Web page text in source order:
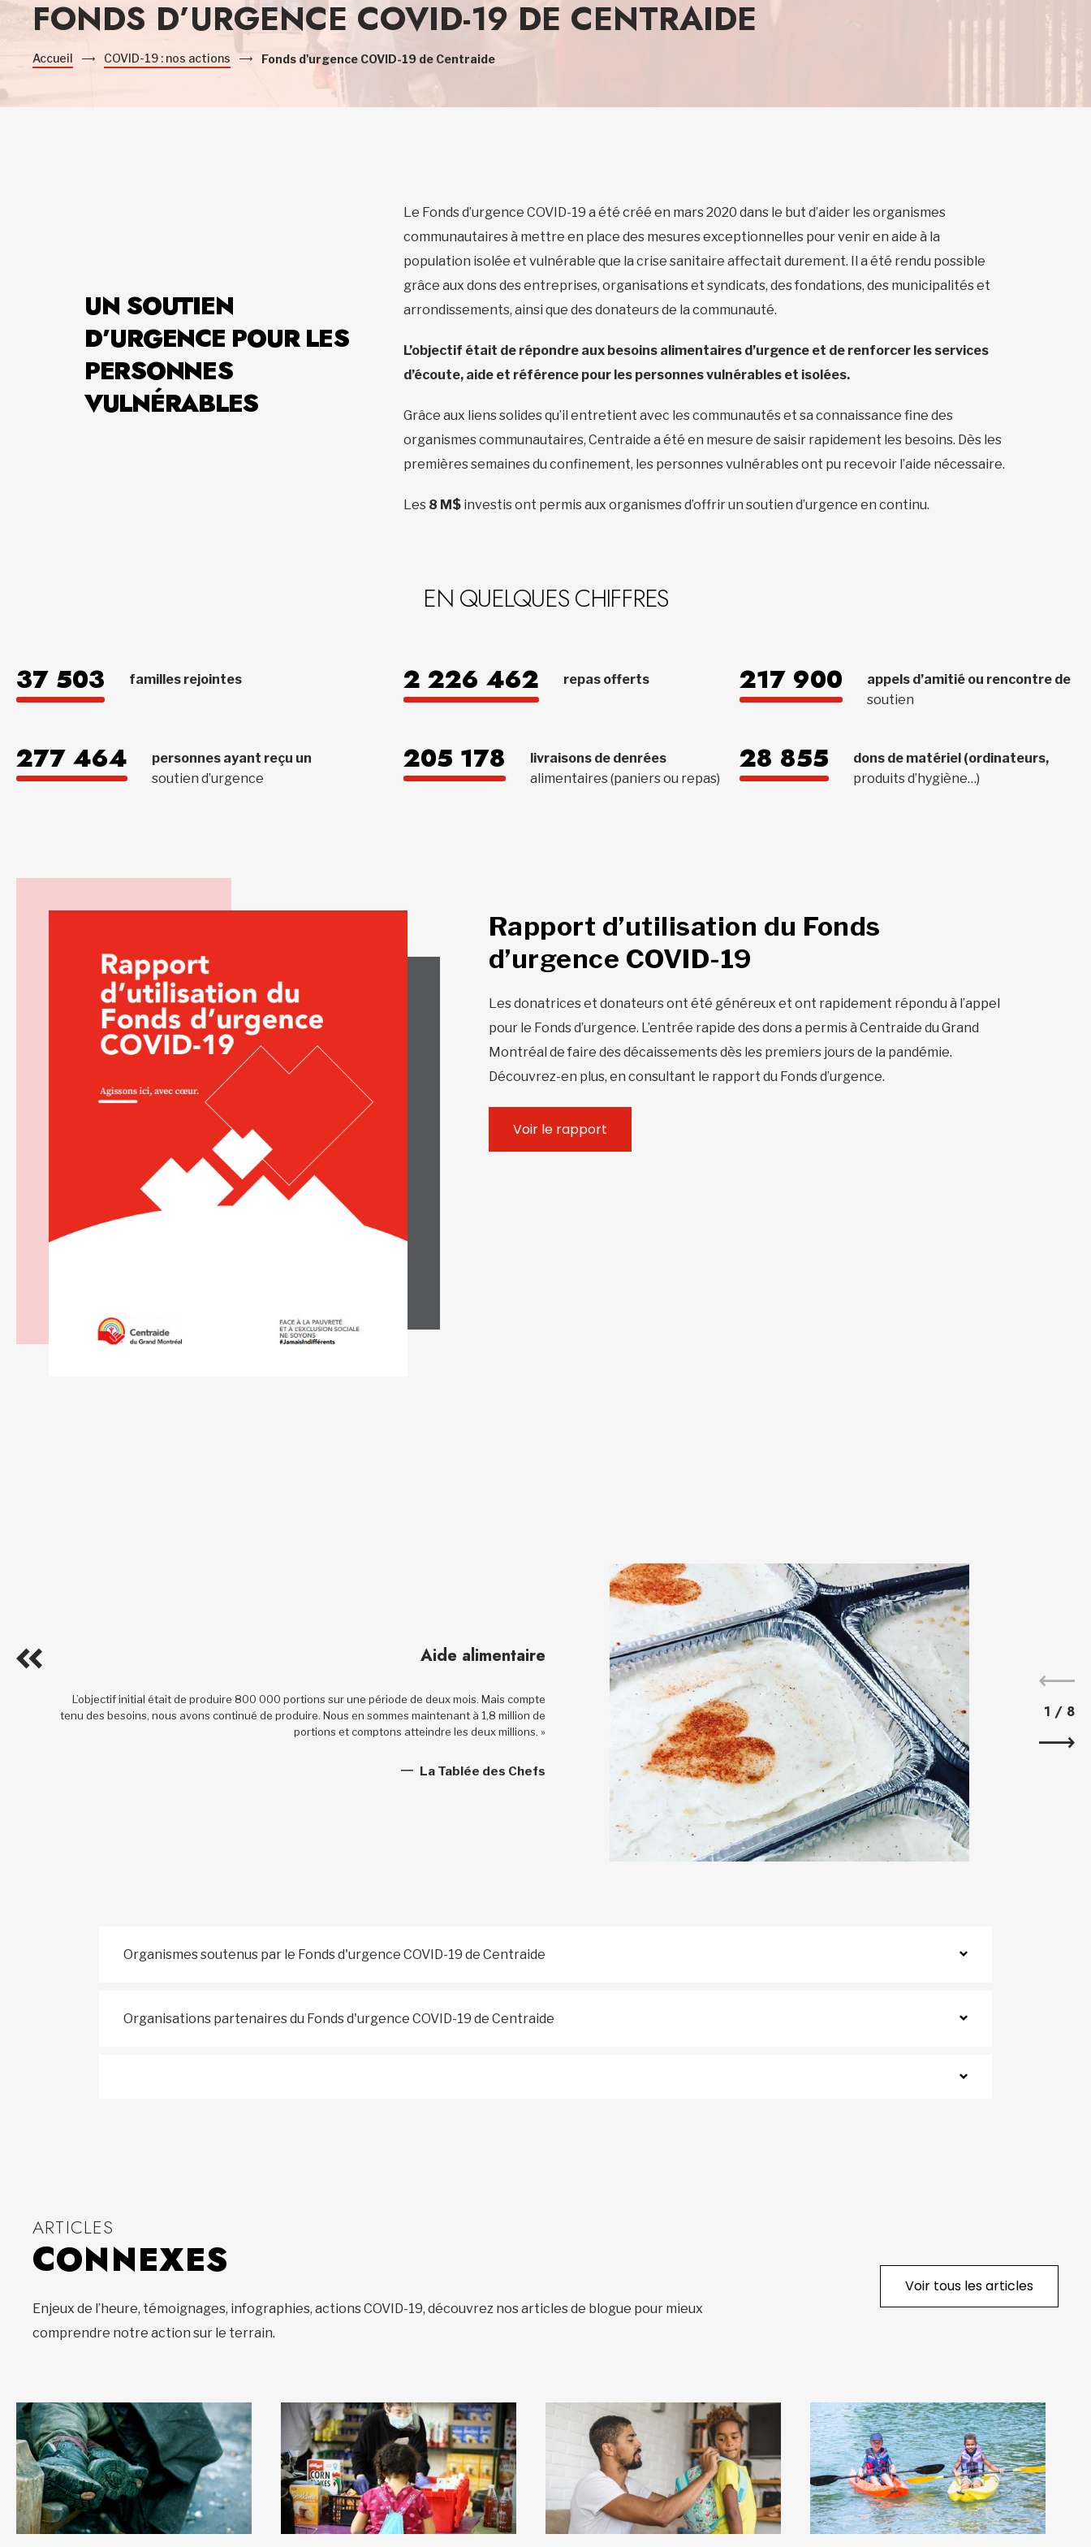
FONDS D’URGENCE COVID-19 DE CENTRAIDE
Accueil COVID-19 : nos actions Fonds d'urgence COVID-19 de Centraide
UN SOUTIEN
D’URGENCE POUR LES
PERSONNES
VULNÉRABLES
Le Fonds d’urgence COVID-19 a été créé en mars 2020 dans le but d’aider les organismes
communautaires à mettre en place des mesures exceptionnelles pour venir en aide à la
population isolée et vulnérable que la crise sanitaire affectait durement. Il a été rendu possible
grâce aux dons des entreprises, organisations et syndicats, des fondations, des municipalités et
arrondissements, ainsi que des donateurs de la communauté.
L’objectif était de répondre aux besoins alimentaires d’urgence et de renforcer les services
d’écoute, aide et référence pour les personnes vulnérables et isolées.
Grâce aux liens solides qu’il entretient avec les communautés et sa connaissance fine des
organismes communautaires, Centraide a été en mesure de saisir rapidement les besoins. Dès les
premières semaines du confinement, les personnes vulnérables ont pu recevoir l’aide nécessaire.
Les 8 M$ investis ont permis aux organismes d’offrir un soutien d’urgence en continu.
EN QUELQUES CHIFFRES
37 503 familles rejointes 2 226 462 repas offerts 217 900
appels d’amitié ou rencontre de
soutien
277 464
personnes ayant reçu un
soutien d’urgence
205 178
livraisons de denrées
alimentaires (paniers ou repas)
28 855
dons de matériel (ordinateurs,
produits d’hygiène…)
Rapport d’utilisation du Fonds
d’urgence COVID-19
Les donatrices et donateurs ont été généreux et ont rapidement répondu à l’appel
pour le Fonds d’urgence. L’entrée rapide des dons a permis à Centraide du Grand
Montréal de faire des décaissements dès les premiers jours de la pandémie.
Découvrez-en plus, en consultant le rapport du Fonds d’urgence.
Voir le rapport
Aide alimentaire
L’objectif initial était de produire 800 000 portions sur une période de deux mois. Mais compte
tenu des besoins, nous avons continué de produire. Nous en sommes maintenant à 1,8 million de
portions et comptons atteindre les deux millions. »
La Tablée des Chefs
1 / 8
Organismes soutenus par le Fonds d'urgence COVID-19 de Centraide
Organisations partenaires du Fonds d'urgence COVID-19 de Centraide
ARTICLES
CONNEXES
Enjeux de l’heure, témoignages, infographies, actions COVID-19, découvrez nos articles de blogue pour mieux
comprendre notre action sur le terrain.
Voir tous les articles